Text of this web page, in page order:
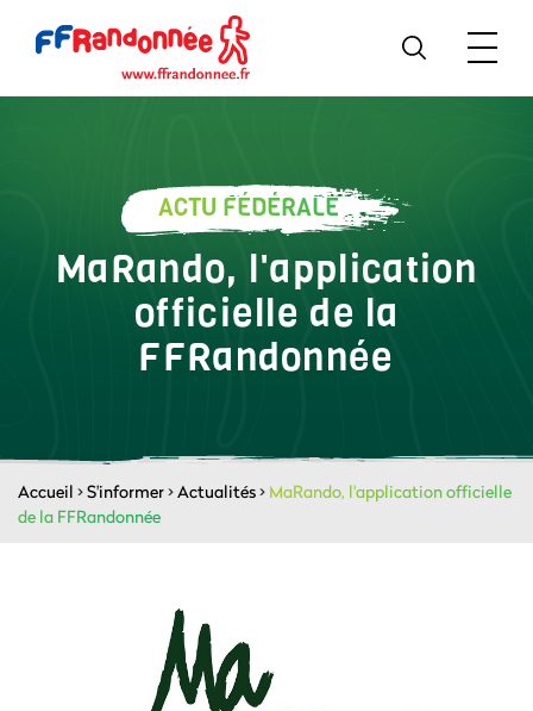
ACTU FÉDÉRALE
MaRando, l'application
officielle de la
FFRandonnée
Accueil >S'informer>Actualités> MaRando, l'application officielle
de la FFRandonnée